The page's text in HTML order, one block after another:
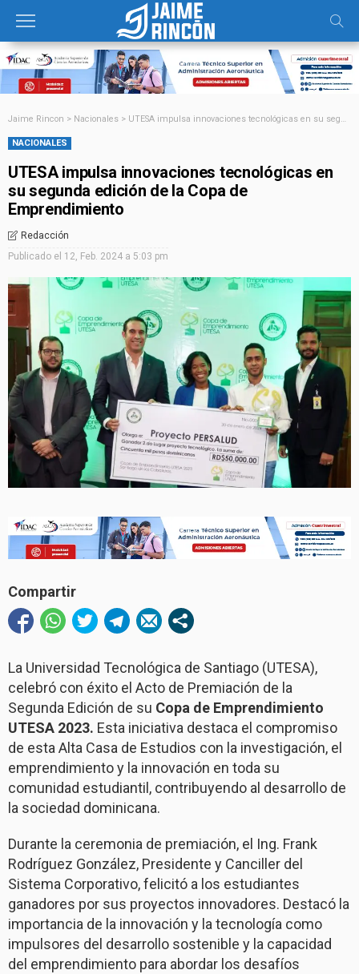
Jaime Rincon > Nacionales > UTESA impulsa innovaciones tecnológicas en su segunda edición de la Copa de Emprendimiento
NACIONALES
UTESA impulsa innovaciones tecnológicas en
su segunda edición de la Copa de
Emprendimiento
Redacción
Publicado el 12, Feb. 2024 a 5:03 pm
Compartir
La Universidad Tecnológica de Santiago (UTESA),
celebró con éxito el Acto de Premiación de la
Segunda Edición de su Copa de Emprendimiento
UTESA 2023. Esta iniciativa destaca el compromiso
de esta Alta Casa de Estudios con la investigación, el
emprendimiento y la innovación en toda su
comunidad estudiantil, contribuyendo al desarrollo de
la sociedad dominicana.
Durante la ceremonia de premiación, el Ing. Frank
Rodríguez González, Presidente y Canciller del
Sistema Corporativo, felicitó a los estudiantes
ganadores por sus proyectos innovadores. Destacó la
importancia de la innovación y la tecnología como
impulsores del desarrollo sostenible y la capacidad
del emprendimiento para abordar los desafíos